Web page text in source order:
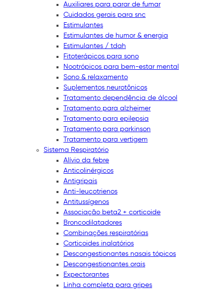
Auxiliares para parar de fumar
Cuidados gerais para snc
Estimulantes
Estimulantes de humor & energia
Estimulantes / tdah
Fitoterápicos para sono
Nootrópicos para bem-estar mental
Sono & relaxamento
Suplementos neurotônicos
Tratamento dependência de álcool
Tratamento para alzheimer
Tratamento para epilepsia
Tratamento para parkinson
Tratamento para vertigem
Sistema Respiratório
Alívio da febre
Anticolinérgicos
Antigripais
Anti-leucotrienos
Antitussígenos
Associação beta2 + corticoide
Broncodilatadores
Combinações respiratórias
Corticoides inalatórios
Descongestionantes nasais tópicos
Descongestionantes orais
Expectorantes
Linha completa para gripes